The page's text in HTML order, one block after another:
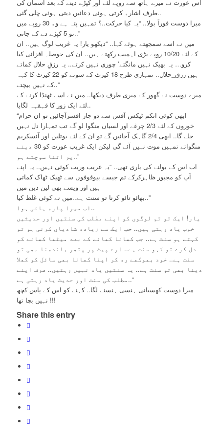
ﺍﺱ ﻋﻮﺭﺕ ﻧﮯ ﻣﯿﺮﮮ ہاتھ ﺳﮯ ﺭﻭﭘﮯ ﻟﺌﮯ ﺍﻭﺭ ﮐﭙﮍﮮ ﺩﯾﻨﮯ ﮐﮯ ﺑﻌﺪ ﺁﺳﻤﺎﻥ ﮐﯽ
ﻃﺮﻑ ﺍﺷﺎﺭﮦ ﮐﺮﺗﯽ ﮨﻮﺋﯽ ﺩﻋﺎﺋﯿﮟ ﺩﯾﺘﯽ ﮨﻮﺋﯽ ﭼﻠﯽ ﮔﺌﯽ..
ﻣﯿﺮﺍ ﺩﻭﺳﺖ ﻓﻮﺭﺍَ ﺑﻮﻻ.. “ﯾﮧ ﮐﯿﺎ ﺣﺮﮐﺖ..؟ ﺗﻤﮩﯿﮟ ﭘﺘﮧ ﮨﮯ ﻭﮦ 30 ﺭﻭﭘﮯ ﻣﯿﮟ
ﺗﻮ 5 ﮐﭙﮍﮮ ﺩﮮ ﮐﮯ ﺟﺎﺗﯽ..”
ﻣﯿﮟ ﻧﮯ ﺍﺳﮯ ﺳﻤﺠﮭﺘﮯ ﮨﻮﺋﮯ ﮐﮩﺎ.. “ﺩﯾﮑﮭﻮ ﯾﺎﺭ! ﯾﮧ غریب ﻟﻮﮒ ﮨﯿﮟ.. ﺍﻥ
ﮐﮯ ﻟﺌﮯ 10/20 ﺭﻭﭘﮯ ﺑﮍﯼ ﺍﮨﻤﯿﺖ ﺭﮐﮭﺘﮯ ﮨﯿﮟ.. ﺍﻥ ﮐﯽ ﺣﻮﺻﻠﮧ ﺍﻓﺰﺍﺋﯽ ﮐﯿﺎ
ﮐﺮﻭ… ﯾﮧ ﺑﮭﯿﮏ ﻧﮩﯿﮟ ﻣﺎﻧﮕﺘﮯ’ ﭼﻮﺭﯼ ﻧﮩﯿﮟ ﮐﺮﺗﮯ.. ﯾﮧ ﺭﺯﻕِ ﺣﻼﻝ ﮐﻤﺎﺗﮯ
ﮨﯿﮟ ﺭﺯﻕ_ﺣﻼﻝ.. ﺗﻤﮩﺎﺭﯼ ﻃﺮﺡ 18 ﮐﯿﺮﭦ ﮐﮯ ﺳﻮﻧﮯ ﮐﻮ 22 ﮐﯿﺮﭦ ﮐﺎ ﮐﮩﮧ
ﮐﮯ ﻧﮩﯿﮟ ﺑﯿﭽﺘﮯ..”
ﻣﯿﺮﮮ ﺩﻭﺳﺖ ﻧﮯ ﮔﮭﻮﺭ ﮐﮯ ﻣﯿﺮﯼ ﻃﺮﻑ ﺩﯾﮑﮭﺎ.. ﻣﯿﮟ ﻧﮯ ﺍﺳﮯ ﭨﮭﻨﮉﺍ ﮐﺮﻧﮯ ﮐﮯ
ﻟﺌﮯ ﺍﯾﮏ ﺯﻭﺭ ﮐﺎ ﻗﮩﻘﮩﮧ ﻟﮕﺎﯾﺎ..
“ﺍﺑﮭﯽ ﮐﻮﺋﯽ ﺍﻧﮑﻢ ﭨﯿﮑﺲ ﺁﻓﺲ ﺳﮯ ﺩﻭ ﭼﺎﺭ ﺍﻓﺴﺮﺁﺟﺎﺋﯿﮟ ﺗﻮ ﺍﻥ ﺣﺮﺍﻡ
ﺧﻮﺭﻭﮞ ﮐﮯ ﻟﺌﮯ 2/3 ﭼﺮﻏﮯ ﺍﻭﺭ ﻟﺴﯿﺎﮞ ﻣﻨﮕﻮﺍ ﻟﻮ ﮔﮯ ﺗﺐ ﺗﻤﮩﺎﺭﺍ ﺩﻝ ﻧﮩﯿﮟ
ﺟﻠﮯ ﮔﺎ.. ﺍﺑﮭﯽ 2/4 ﮔﺎﮨﮏ ﺁﺟﺎﺋﯿﮟ ﮔﮯ ﺗﻮ ﺍﻥ ﮐﮯ ﻟﺌﮯ ﺑﻮﺗﻠﯿﮟ ﺍﻭﺭ ﺁﺋﺴﮑﺮﯾﻢ
ﻣﻨﮕﻮﺍﺗﮯ ﺗﻤﮩﯿﮟ ﻣﻮﺕ ﻧﮩﯿﮟ ﺁﺋﮯ ﮔﯽ ﻟﯿﮑﻦ ﺍﯾﮏ ﻏﺮﯾﺐ ﻋﻮﺭﺕ ﮐﻮ 30 ﺩﯾﻨﮯ
ﭘﺮ ﺍﺗﻨﺎ ﺳﻮﭼﺘﮯ ﮨﻮ..”
ﺍﺏ ﺍﺱ ﮐﮯ ﺑﻮﻟﻨﮯ ﮐﯽ ﺑﺎﺭﯼ ﺗﮭﯽ.. “ﯾﮧ ﻏﺮﯾﺐ ﻭﺭﯾﺐ ﮐﻮﺋﯽ ﻧﮩﯿﮟ.. ﯾﮧ ﺍﭘﻨﮯ
ﺁﭖ ﮐﻮ ﻣﺠﺒﻮﺭ ﻇﺎﮨﺮﮐﺮﮐﮯ ﺗﻢ ﺟﯿﺴﮯ ﺑﯿﻮﻗﻮﻓﻮﮞ ﺳﮯ ﭨﮭﯿﮏ ﭨﮭﺎﮎ ﮐﻤﺎﺗﯽ
ﮨﯿﮟ ﺍﻭﺭ ﻭﯾﺴﮯ ﺑﮭﯽ ﻟﯿﻦ ﺩﯾﻦ ﻣﯿﮟ
ﺑﮭﺎﺋﻮ ﺗﺎﺋﻮ ﮐﺮﻧﺎ ﺗﻮ ﺳﻨﺖ ﮨﮯ..ﻣﯿﮟ ﻧﮯ ﮐﻮﺋﯽ ﻏﻠﻂ ﮐﯿﺎ..”
ﺍﺏ ﻣﯿﺮﺍ ﭘﺎﺭﮦ ﮨﺎﺋﯽ ﮨﻮﺍ..
ﯾﺎﺭ! ﺍﯾﮏ ﺗﻮ ﺗﻢ ﻟﻮﮔﻮﮞ ﮐﻮ ﺍﭘﻨﮯ ﻣﻄﻠﺐ ﮐﯽ ﺳﻨﺘﯿﮟ ﺍﻭﺭ ﺣﺪﯾﺜﯿﮟ
ﺧﻮﺏ ﯾﺎﺩ ﺭﮨﺘﯽ ﮨﯿﮟ.. ﺟﺐ ﺍﯾﮏ ﺳﮯ ﺯﯾﺎﺩﮦ ﺷﺎﺩﯾﺎﮞ ﮐﺮﻧﯽ ﮨﻮ ﺗﻮ
ﮐﮩﺘﮯ ﮨﻮ ﺳﻨﺖ ﮨﮯ.. ﺟﺐ ﮐﮭﺎﻧﺎ ﮐﮭﺎﻧﮯ ﮐﮯ ﺑﻌﺪ ﻣﯿﭩﮭﺎ ﮐﮭﺎﻧﮯ ﮐﻮ
ﺩﻝ ﮐﺮﮮ ﺗﻮ ﮐﮩﻮ ﺳﻨﺖ ﮨﮯ.. ﺍﺭﮮ ﭘﯿﭧ ﭘﺮ ﭘﺘﮭﺮ ﺑﺎﻧﺪﮬﻨﺎ ﺑﮭﯽ ﺗﻮ
ﺳﻨﺖ ﮨﮯ.. ﺧﻮﺩ ﺑﮭﻮﮐﮭﮯ ﺭﮦ ﮐﺮ ﺍﭘﻨﺎ ﮐﮭﺎﻧﺎ ﺑﮭﯽ ﺳﺎﺋﻞ ﮐﻮ ﮐﮭﻼ
ﺩﯾﻨﺎ ﺑﮭﯽ ﺗﻮ ﺳﻨﺖ ﮨﮯ.. ﯾﮧ ﺳﻨﺘﯿﮟ ﯾﺎﺩ ﻧﮩﯿﮟ ﺭﮨﺘﯿﮟ.. ﺻﺮﻑ ﺍﭘﻨﮯ
ﻣﻄﻠﺐ ﮐﯽ ﺳﻨﺖ ﺍﻭﺭ ﺣﺪﯾﺚ ﯾﺎﺩ ﺭﮨﺘﯽ ﮨﮯ..”
میرا دوست کھسیانی ہنسی ہنسنے لگا.. کہنے کو اس کے پاس کچھ
نہیں بچا تھا !!!
Share this entry